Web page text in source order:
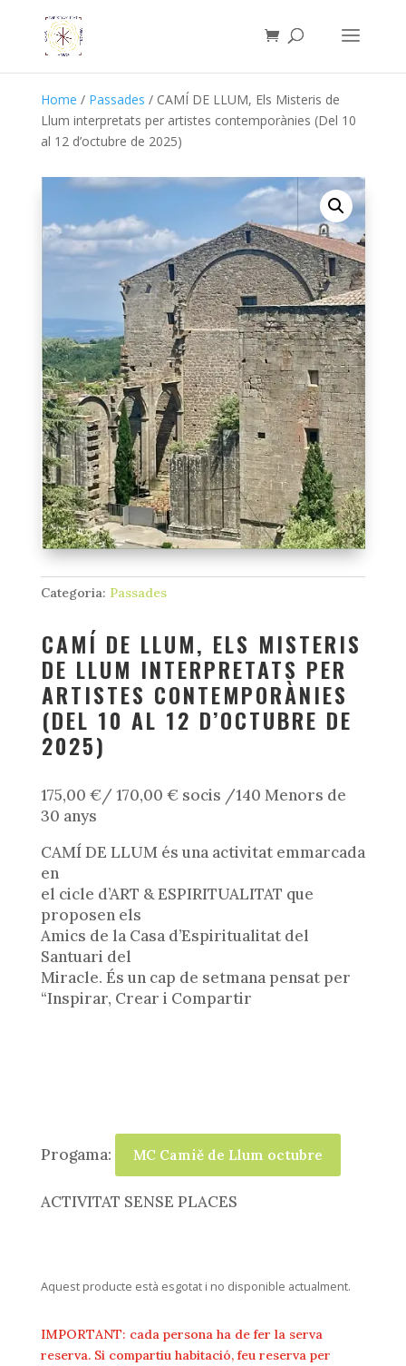
Home / Passades / CAMÍ DE LLUM, Els Misteris de
Llum interpretats per artistes contemporànies (Del 10
al 12 d’octubre de 2025)
Categoria: Passades
CAMÍ DE LLUM, ELS MISTERIS
DE LLUM INTERPRETATS PER
ARTISTES CONTEMPORÀNIES
(DEL 10 AL 12 D’OCTUBRE DE
2025)
175,00 €/ 170,00 € socis /140 Menors de
30 anys
CAMÍ DE LLUM és una activitat emmarcada
en
el cicle d’ART & ESPIRITUALITAT que
proposen els
Amics de la Casa d’Espiritualitat del
Santuari del
Miracle. És un cap de setmana pensat per
“Inspirar, Crear i Compartir
Progama: MC Camiě de Llum octubre
ACTIVITAT SENSE PLACES
Aquest producte està esgotat i no disponible actualment.
IMPORTANT: cada persona ha de fer la serva
reserva. Si compartiu habitació, feu reserva per